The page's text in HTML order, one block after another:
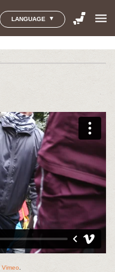
LANGUAGE menu
Vimeo.